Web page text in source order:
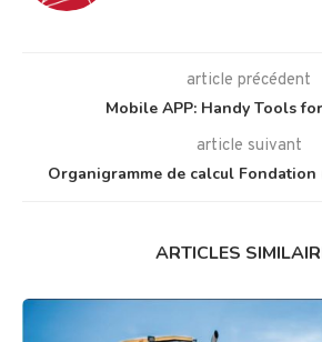
article précédent
Mobile APP: Handy Tools
article suivant
Organigramme de calcul Fondation
ARTICLES